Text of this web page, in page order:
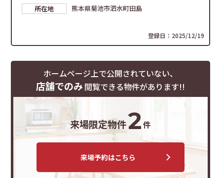
所在地
熊本県菊池市泗水町田島
登録日：2025/12/19
ホームページ上で公開されていない、
店舗でのみ 閲覧できる物件があります!!
来場限定物件2件
来場予約はこちら